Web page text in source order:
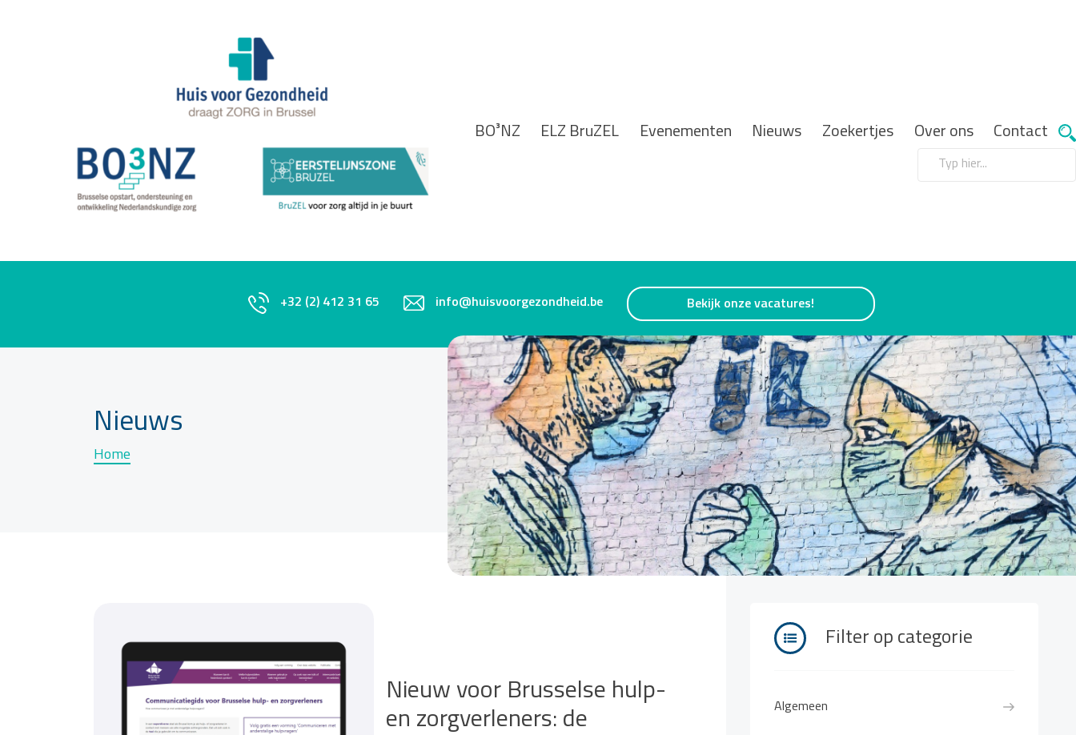
BO³NZ ELZ BruZEL Evenementen Nieuws Zoekertjes Over ons Contact
+32 (2) 412 31 65 info@huisvoorgezondheid.be Bekijk onze vacatures!
Nieuws
Home
Nieuw voor Brusselse hulp-
en zorgverleners: de
Filter op categorie
Algemeen